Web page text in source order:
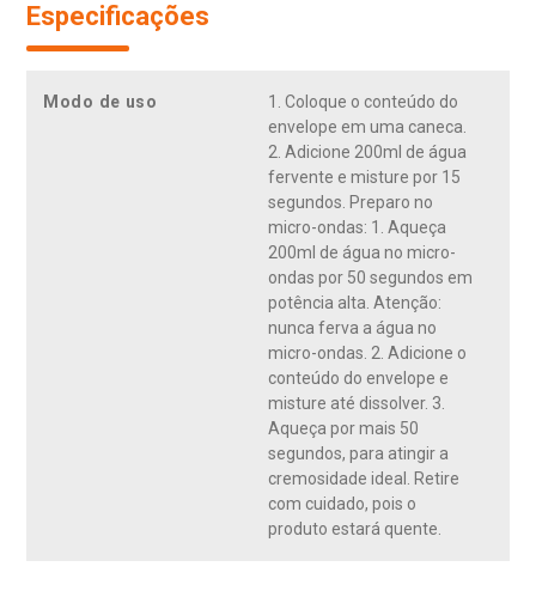
Especificações
Modo de uso
1. Coloque o conteúdo do
envelope em uma caneca.
2. Adicione 200ml de água
fervente e misture por 15
segundos. Preparo no
micro-ondas: 1. Aqueça
200ml de água no micro-
ondas por 50 segundos em
potência alta. Atenção:
nunca ferva a água no
micro-ondas. 2. Adicione o
conteúdo do envelope e
misture até dissolver. 3.
Aqueça por mais 50
segundos, para atingir a
cremosidade ideal. Retire
com cuidado, pois o
produto estará quente.